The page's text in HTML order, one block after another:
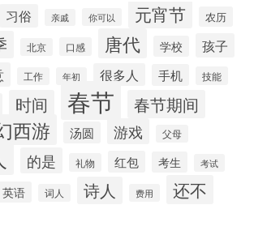
习俗 亲戚 你可以 元宵节 农历
北京 口感 唐代 学校 孩子
工作 年初 很多人 手机 技能
时间 春节 春节期间
西游 汤圆 游戏 父母
的是 礼物 红包 考生 考试
英语 词人 诗人 费用 还不